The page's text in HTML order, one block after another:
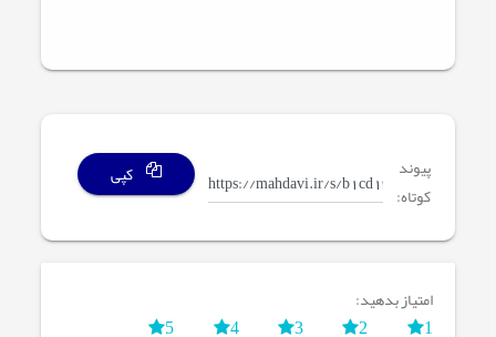
پیوند
کوتاه:
کپی
امتیاز بدهید:
1
2
3
4
5